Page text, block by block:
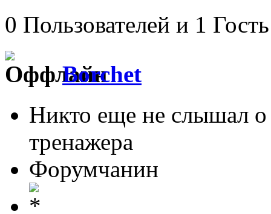
0 Пользователей и 1
Borchet
Никто еще не слышал
тренажера
Форумчанин